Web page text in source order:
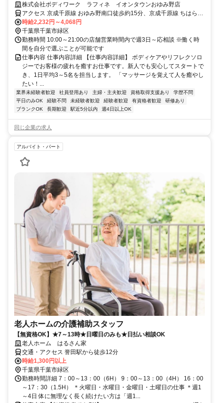
の仕事。手に職を身につけて、生き方を変えよう。
株式会社ボディワーク ラフィネ イオンタウンおゆみ野店
アクセス 京成千原線 おゆみ野南口徒歩約15分、京成千原線 ちはら台
西側出口徒歩約18分、京成千原線 学園前（千葉県）出入口1徒歩約35
分 最寄駅：おゆみ野駅
時給2,232円～4,068円
千葉県千葉市緑区
勤務時間 10:00～21:00の店舗営業時間内で週3日～応相談 ※働く時
間を自分で選ぶことが可能です
仕事内容 仕事内容詳細 【仕事内容詳細】 ボディケアやリフレクソロ
ジーでお客様の疲れを癒すお仕事です。新人でも安心してスタートで
き、1日平均3～5名を担当します。 「マッサージを覚えて人を癒やし
たい！...
業界未経験者歓迎 社員登用あり 主婦・主夫歓迎 資格取得支援あり
学歴不問
平日のみOK
経験不問 未経験者歓迎 経験者歓迎 有資格者歓迎
研修あり
ブランクOK
長期歓迎 駅近5分以内 週4日以上OK
同じ企業の求人
アルバイト・パート
老人ホームの介護補助スタッフ
【無資格OK】★7～13時★日曜日のみも★日払い相談OK
老人ホーム はるさん家
交通・アクセス 誉田駅から徒歩12分
時給1,300円以上
千葉県千葉市緑区
勤務時間詳細 7：00～13：00（6H） 9：00～13：00（4H） 16：00
～17：30（1.5H） ＊火曜日・水曜日・金曜日・土曜日の仕事 ＊週1
～4日 体に無理なく長く続けたい方は「週1...